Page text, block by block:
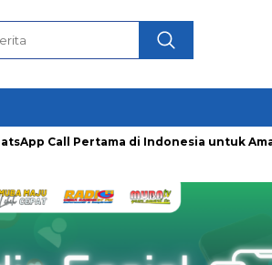
Call Pertama di Indonesia untuk